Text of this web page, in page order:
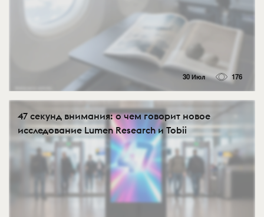
30 Июл 176
47 секунд внимания: о чем говорит новое
исследование Lumen Research и Tobii